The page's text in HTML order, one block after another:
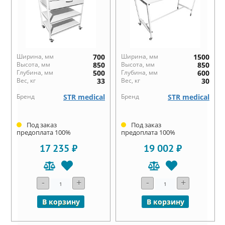
Ширина, мм 700
Высота, мм 850
Глубина, мм 500
Вес, кг 33
Бренд STR medical
Под заказ
предоплата 100%
17 235 ₽
- +
В корзину
Ширина, мм 1500
Высота, мм 850
Глубина, мм 600
Вес, кг 30
Бренд STR medical
Под заказ
предоплата 100%
19 002 ₽
- +
В корзину